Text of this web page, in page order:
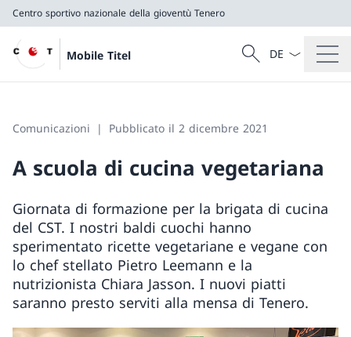
Centro sportivo nazionale della gioventù Tenero
Mobile Titel
Cercare
Ricerca
Dal menu a
Comunicazioni Pubblicato il 2 dicembre 2021
A scuola di cucina vegetariana
Giornata di formazione per la brigata di cucina
del CST. I nostri baldi cuochi hanno
sperimentato ricette vegetariane e vegane con
lo chef stellato Pietro Leemann e la
nutrizionista Chiara Jasson. I nuovi piatti
saranno presto serviti alla mensa di Tenero.